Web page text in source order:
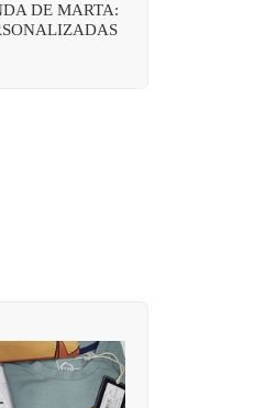
DE MARTA: